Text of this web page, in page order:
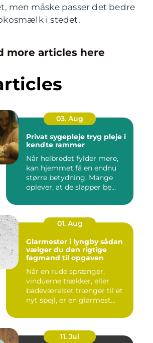
men måske passer det bedre
i stedet.
more articles here
03. Aug
Privat sygepleje tryg pleje i
kendte rammer
Når helbredet fylder mere,
kan hjemmet få en endnu
større betydning. Mange
oplever, at de slapper be...
01. Aug
Glarmester i lyngby sådan
vælger du den rigtige
fagmand til opgaven
Når en rude sprænger,
vinduerne trækker, eller
badeværelset trænger til et
nyt spejl, er en glarmest...
11. Jul